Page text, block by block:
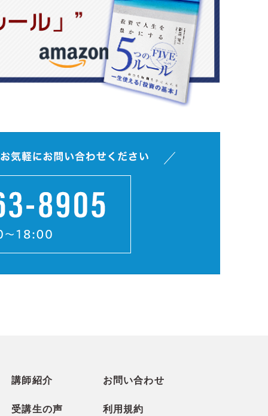
講師紹介
受講生の声
お問い合わせ
利用規約